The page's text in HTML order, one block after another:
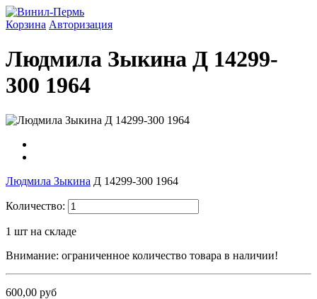
Корзина Авторизация
Людмила Зыкина Д 14299-
300 1964
Людмила Зыкина Д 14299-300 1964
Количество:
1 шт на складе
Внимание: ограниченное количество товара в наличии!
600,00 руб